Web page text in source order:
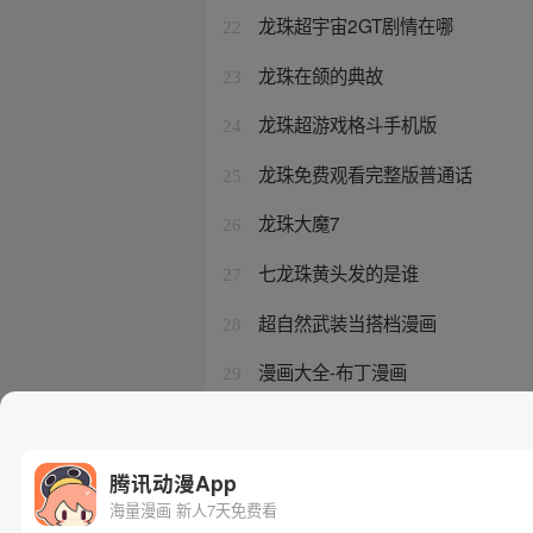
22 龙珠超宇宙2GT剧情在哪
23 龙珠在颌的典故
24 龙珠超游戏格斗手机版
25 龙珠免费观看完整版普通话
26 龙珠大魔7
27 七龙珠黄头发的是谁
28 超自然武装当搭档漫画
29 漫画大全-布丁漫画
腾讯动漫App
海量漫画 新人7天免费看